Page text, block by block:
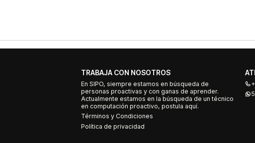
TRABAJA CON NOSOTROS
En SIPO, siempre estamos en búsqueda de
personas proactivas y con ganas de aprender.
Actualmente estamos en la búsqueda de un técnico
en computación proactivo, postula aquí.
Términos y Condiciones
Política de privacidad